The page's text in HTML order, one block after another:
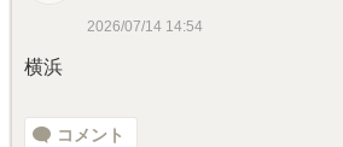
2026/07/14 14:54
横浜
コメント